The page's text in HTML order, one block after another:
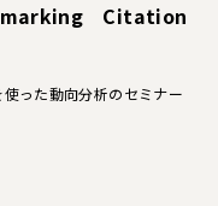
Citation
った動向分析のセミナー